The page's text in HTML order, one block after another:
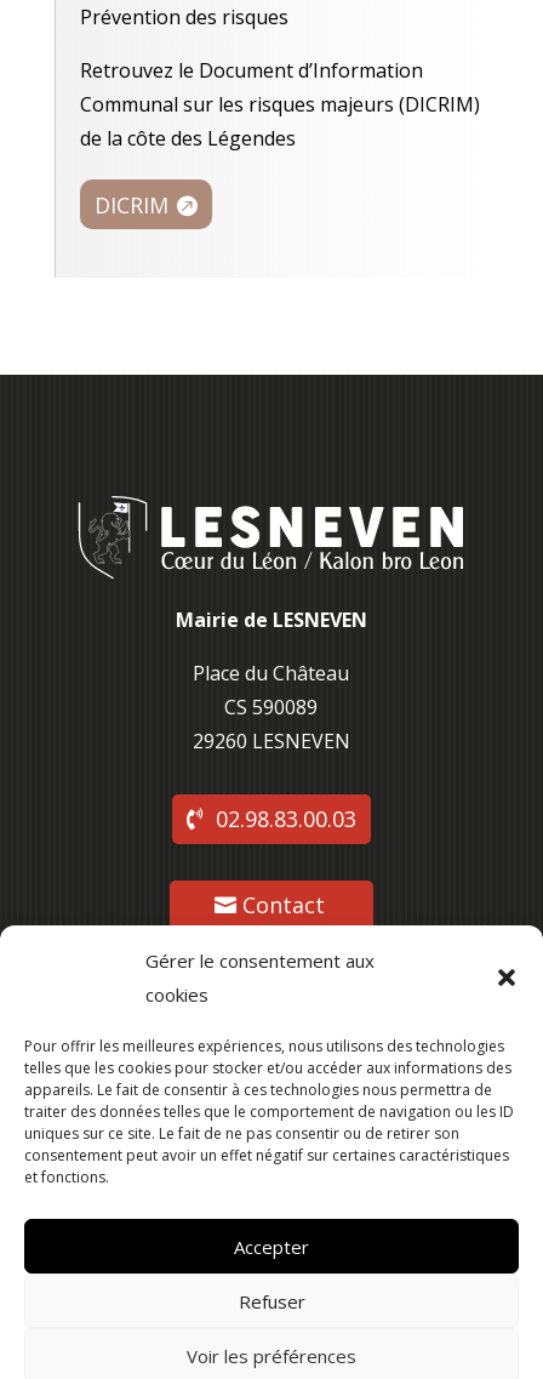
Gérer le consentement aux
cookies
Pour offrir les meilleures expériences, nous utilisons des technologies
telles que les cookies pour stocker et/ou accéder aux informations des
appareils. Le fait de consentir à ces technologies nous permettra de
traiter des données telles que le comportement de navigation ou les ID
uniques sur ce site. Le fait de ne pas consentir ou de retirer son
consentement peut avoir un effet négatif sur certaines caractéristiques
et fonctions.
Accepter
Refuser
Voir les préférences
Prévention des risques
Retrouvez le Document d’Information
Communal sur les risques majeurs (DICRIM)
de la côte des Légendes
DICRIM
Mairie de LESNEVEN
Place du Château
CS 590089
29260 LESNEVEN
02.98.83.00.03
Contact
Suivez-nous
de confidentialité